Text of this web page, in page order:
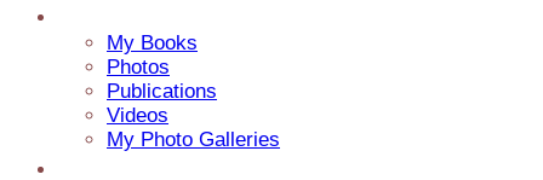
My Books
Photos
Publications
Videos
My Photo Galleries